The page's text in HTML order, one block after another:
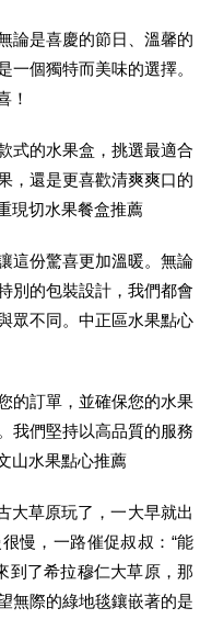
論是喜慶的節日、溫馨的
個獨特而美味的選擇。
！
式的水果盒，挑選最適合
，還是更喜歡清爽爽口的
現切水果餐盒推薦
這份驚喜更加溫暖。無論
別的包裝設計，我們都會
眾不同。中正區水果點心
的訂單，並確保您的水果
我們堅持以高品質的服務
山水果點心推薦
大草原玩了，一大早就出
慢，一路催促叔叔：“能
到了希拉穆仁大草原，那
無際的綠地毯鑲嵌著的是